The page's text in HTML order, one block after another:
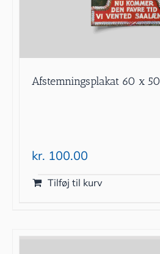
Afstemningsplakat 60 x 50
kr. 100.00
Tilføj til kurv